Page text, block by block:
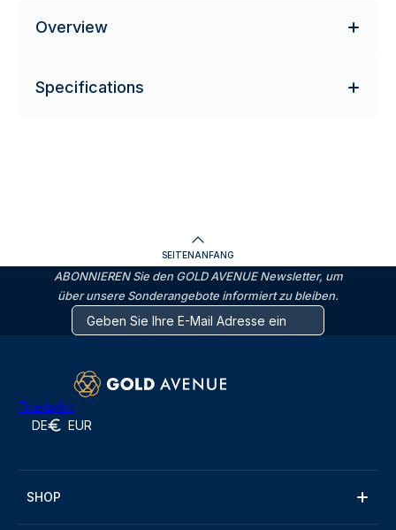
Overview
Specifications
SEITENANFANG
ABONNIEREN Sie den GOLD AVENUE Newsletter, um
über unsere Sonderangebote informiert zu bleiben.
Trustpilot
DE EUR
SHOP